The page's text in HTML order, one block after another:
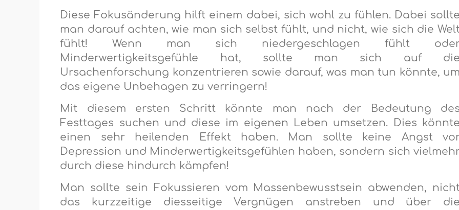
Diese Fokusänderung hilft einem dabei, sich wohl zu fühlen. Dabei sollte
man darauf achten, wie man sich selbst fühlt, und nicht, wie sich die
fühlt! Wenn man sich niedergeschlagen fühlt
Minderwertigkeitsgefühle hat, sollte man sich auf die
Ursachenforschung konzentrieren sowie darauf, was man tun könnte, um
das eigene Unbehagen zu verringern!
Mit diesem ersten Schritt könnte man nach der Bedeutung des
Festtages suchen und diese im eigenen Leben umsetzen. Dies könnte
einen sehr heilenden Effekt haben. Man sollte keine Angst
Depression und Minderwertigkeitsgefühlen haben, sondern sich
durch diese hindurch kämpfen!
Man sollte sein Fokussieren vom Massenbewusstsein abwenden,
das kurzzeitige diesseitige Vergnügen anstreben und über die